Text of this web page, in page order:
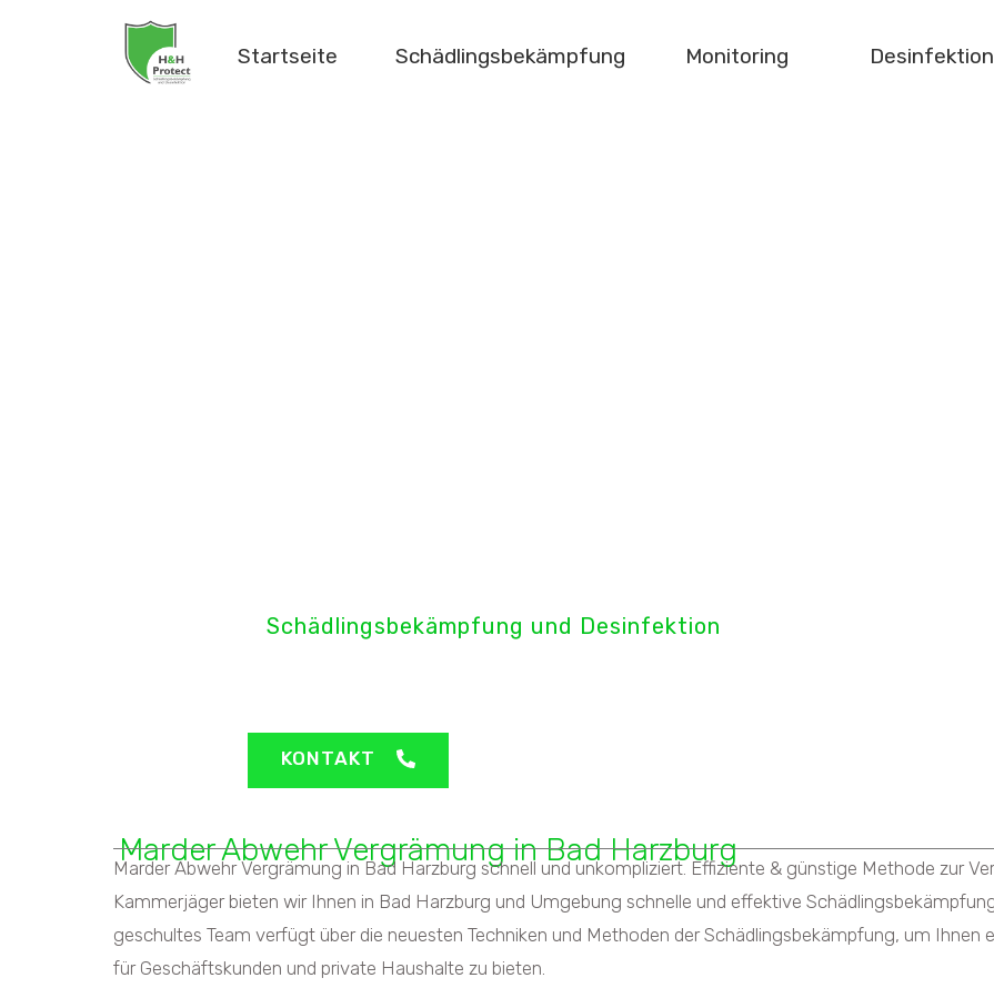
Startseite Schädlingsbekämpfung Monitoring Desinfektion
Schädlingsbekämpfung und Desinfektion
Marder Abwehr Vergrämung in Bad Harzburg
Marder Abwehr Vergrämung in Bad Harzburg schnell und unkompliziert. Effiziente & günstige Methode zur
Kammerjäger bieten wir Ihnen in Bad Harzburg und Umgebung schnelle und effektive
geschultes Team verfügt über die neuesten Techniken und Methoden der Schädlingsbekämpfung, um
für Geschäftskunden und private Haushalte zu bieten.
KONTAKT